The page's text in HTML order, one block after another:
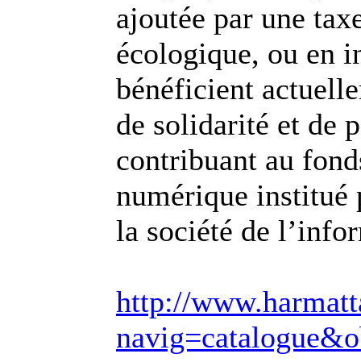
ajoutée par une
écologique, ou en
bénéficient
de solidarité et de
contribuant au
numérique institué
la société de
http://